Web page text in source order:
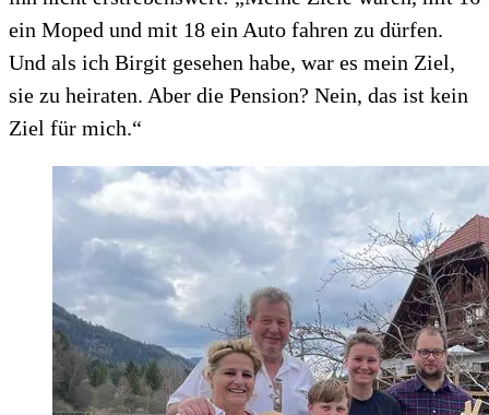
ein Moped und mit 18 ein Auto fahren zu dürfen.
Und als ich Birgit gesehen habe, war es mein Ziel,
sie zu heiraten. Aber die Pension? Nein, das ist kein
Ziel für mich.“